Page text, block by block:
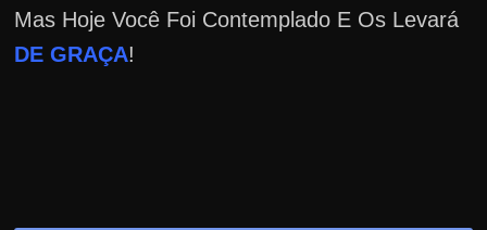
Mas Hoje Você Foi Contemplado E Os Levará
DE GRAÇA!